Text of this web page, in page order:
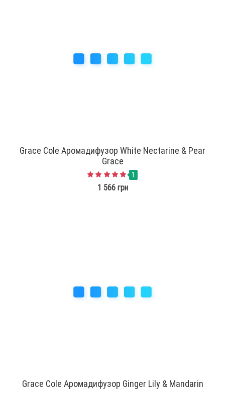
Grace Cole Аромадифузор White Nectarine & Pear
Grace
1
1 566 грн
Grace Cole Аромадифузор Ginger Lily & Mandarin